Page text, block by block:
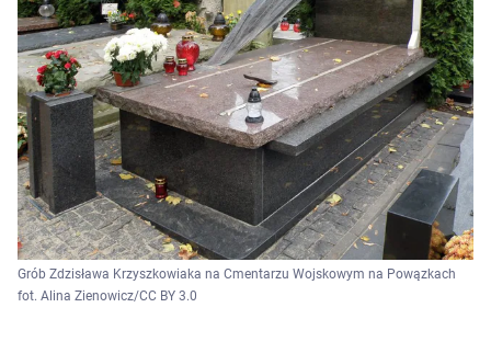
Grób Zdzisława Krzyszkowiaka na Cmentarzu Wojskowym na Powązkach
fot. Alina Zienowicz/CC BY 3.0